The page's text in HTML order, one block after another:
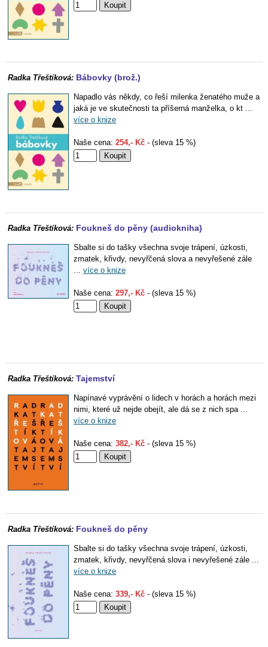
Radka Třeštíková: Bábovky (brož.)
Napadlo vás někdy, co řeší milenka ženatého muže a
jaká je ve skutečnosti ta příšerná manželka, o kt ...
více o knize
Naše cena: 254,- Kč - (sleva 15 %)
Radka Třeštíková: Foukneš do pěny (audiokniha)
Sbalte si do tašky všechna svoje trápení, úzkosti,
zmatek, křivdy, nevyřčená slova a nevyřešené zále
... více o knize
Naše cena: 297,- Kč - (sleva 15 %)
Radka Třeštíková: Tajemství
Napínavé vyprávění o lidech v horách a horách mezi
nimi, které už nejde obejít, ale dá se z nich spa ...
více o knize
Naše cena: 382,- Kč - (sleva 15 %)
Radka Třeštíková: Foukneš do pěny
Sbalte si do tašky všechna svoje trápení, úzkosti,
zmatek, křivdy, nevyřčená slova i nevyřešené zále ...
více o knize
Naše cena: 339,- Kč - (sleva 15 %)